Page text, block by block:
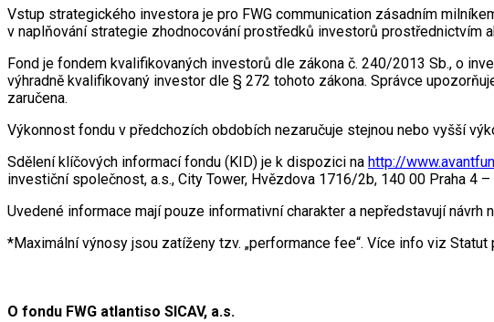
Vstup strategického investora je pro FWG communication zásadním
v naplňování strategie zhodnocování prostředků investorů prostřednictvím
Fond je fondem kvalifikovaných investorů dle zákona č. 240/2013 Sb., o
výhradně kvalifikovaný investor dle § 272 tohoto zákona. Správce
zaručena.
Výkonnost fondu v předchozích obdobích nezaručuje stejnou nebo vyšší
Sdělení klíčových informací fondu (KID) je k dispozici na http://
investiční společnost, a.s., City Tower, Hvězdova 1716/2b, 140 00 Praha 4 –
Uvedené informace mají pouze informativní charakter a nepředstavují
*Maximální výnosy jsou zatíženy tzv. „performance fee“. Více info viz Statut
O fondu FWG atlantiso SICAV, a.s.